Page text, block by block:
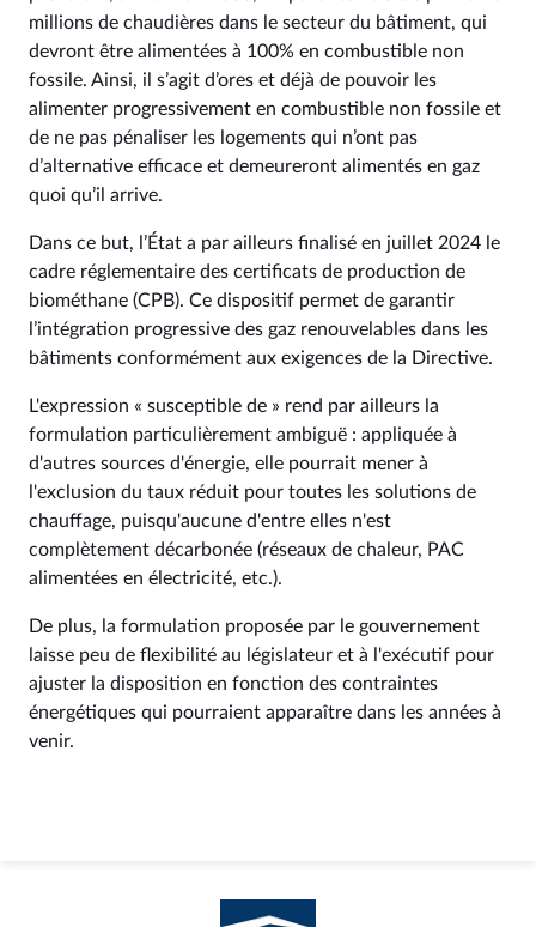
millions de chaudières dans le secteur du bâtiment, qui
devront être alimentées à 100% en combustible non
fossile. Ainsi, il s’agit d’ores et déjà de pouvoir les
alimenter progressivement en combustible non fossile et
de ne pas pénaliser les logements qui n’ont pas
d’alternative efficace et demeureront alimentés en gaz
quoi qu’il arrive.
Dans ce but, l’État a par ailleurs finalisé en juillet 2024 le
cadre réglementaire des certificats de production de
biométhane (CPB). Ce dispositif permet de garantir
l’intégration progressive des gaz renouvelables dans les
bâtiments conformément aux exigences de la Directive.
L'expression « susceptible de » rend par ailleurs la
formulation particulièrement ambiguë : appliquée à
d'autres sources d'énergie, elle pourrait mener à
l'exclusion du taux réduit pour toutes les solutions de
chauffage, puisqu'aucune d'entre elles n'est
complètement décarbonée (réseaux de chaleur, PAC
alimentées en électricité, etc.).
De plus, la formulation proposée par le gouvernement
laisse peu de flexibilité au législateur et à l'exécutif pour
ajuster la disposition en fonction des contraintes
énergétiques qui pourraient apparaître dans les années à
venir.